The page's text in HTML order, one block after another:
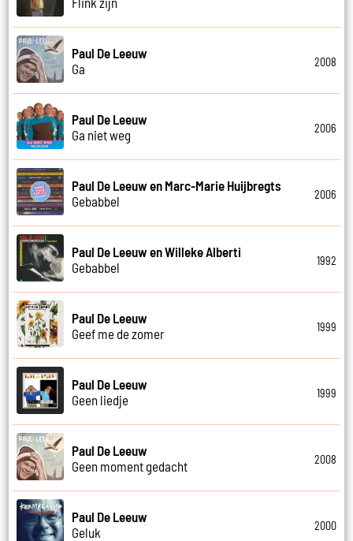
Paul De Leeuw
Ga
2008
Paul De Leeuw
Ga niet weg
2006
Paul De Leeuw en Marc-Marie Huijbregts
Gebabbel
2006
Paul De Leeuw en Willeke Alberti
Gebabbel
1992
Paul De Leeuw
Geef me de zomer
1999
Paul De Leeuw
Geen liedje
1999
Paul De Leeuw
Geen moment gedacht
2008
Paul De Leeuw
Geluk
2000